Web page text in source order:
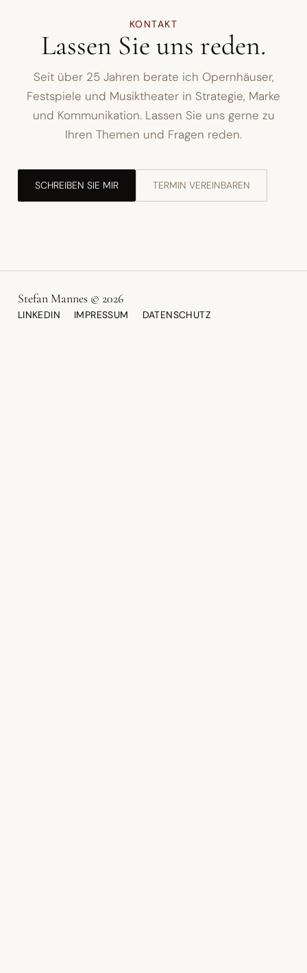
KONTAKT
Lassen Sie uns reden.
Seit über 25 Jahren berate ich Opernhäuser,
Festspiele und Musiktheater in Strategie, Marke
und Kommunikation. Lassen Sie uns gerne zu
Ihren Themen und Fragen reden.
SCHREIBEN SIE MIR TERMIN VEREINBAREN
Stefan Mannes © 2026
LINKEDIN IMPRESSUM DATENSCHUTZ